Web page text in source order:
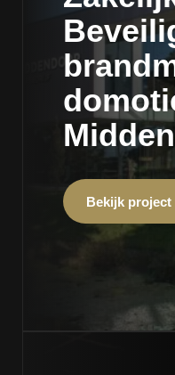
Bekijk project